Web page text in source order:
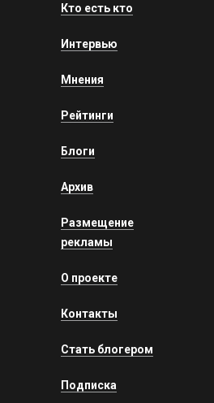
Кто есть кто
Интервью
Мнения
Рейтинги
Блоги
Архив
Размещение
рекламы
О проекте
Контакты
Стать блогером
Подписка